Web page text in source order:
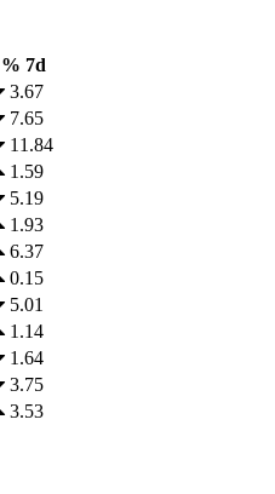
% 7d
3.67
7.65
11.84
1.59
5.19
1.93
6.37
0.15
5.01
1.14
1.64
3.75
3.53